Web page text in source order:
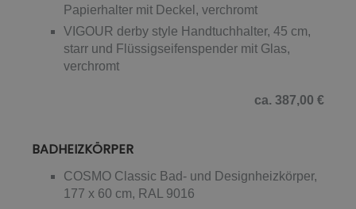
Papierhalter mit Deckel, verchromt
VIGOUR derby style Handtuchhalter, 45 cm,
starr und Flüssigseifenspender mit Glas,
verchromt
ca. 387,00 €
BADHEIZKÖRPER
COSMO Classic Bad- und Designheizkörper,
177 x 60 cm, RAL 9016